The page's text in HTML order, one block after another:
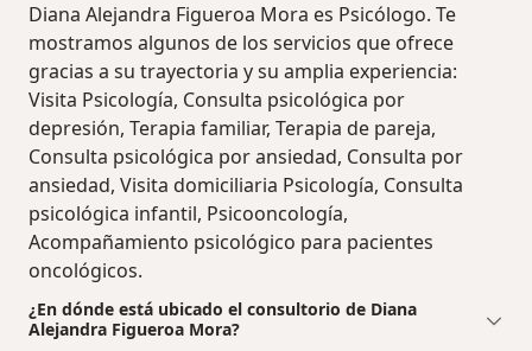
Diana Alejandra Figueroa Mora es Psicólogo. Te
mostramos algunos de los servicios que ofrece
gracias a su trayectoria y su amplia experiencia:
Visita Psicología, Consulta psicológica por
depresión, Terapia familiar, Terapia de pareja,
Consulta psicológica por ansiedad, Consulta por
ansiedad, Visita domiciliaria Psicología, Consulta
psicológica infantil, Psicooncología,
Acompañamiento psicológico para pacientes
oncológicos.
¿En dónde está ubicado el consultorio de Diana
Alejandra Figueroa Mora?